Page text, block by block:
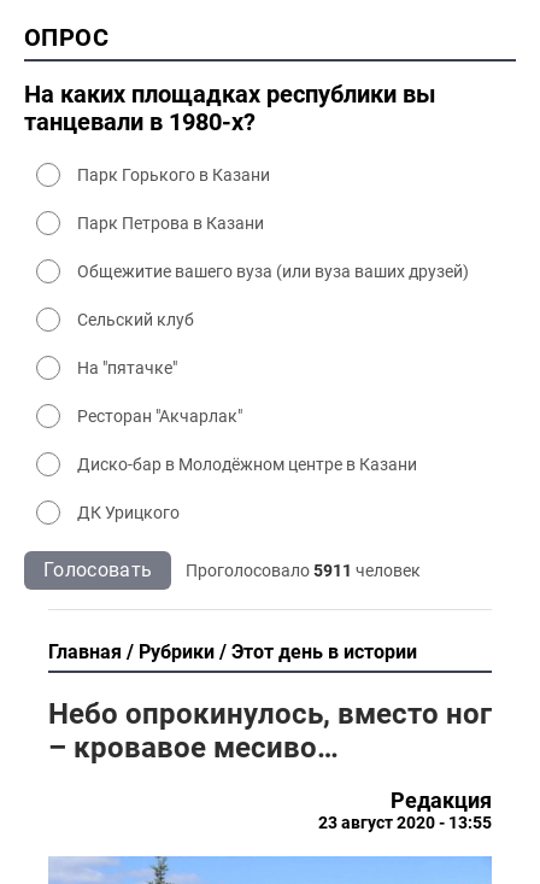
2000 промышленность
2000 культура
ОПРОС
На каких площадках республики вы
танцевали в 1980-х?
Парк Горького в Казани
Парк Петрова в Казани
Общежитие вашего вуза (или вуза ваших друзей)
Сельский клуб
На "пятачке"
Ресторан "Акчарлак"
Диско-бар в Молодёжном центре в Казани
ДК Урицкого
Голосовать Проголосовало5911 человек
Главная Рубрики Этот день в истории
Небо опрокинулось, вместо ног
– кровавое месиво…
Редакция
23 август 2020 - 13:55